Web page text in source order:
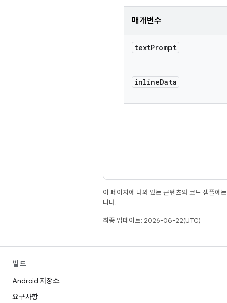
매개변수
textPrompt
inlineData
이 페이지에 나와 있는 콘텐츠와 코드 샘플에는
니다.
최종 업데이트: 2026-06-22(UTC)
빌드
Android 저장소
요구사항